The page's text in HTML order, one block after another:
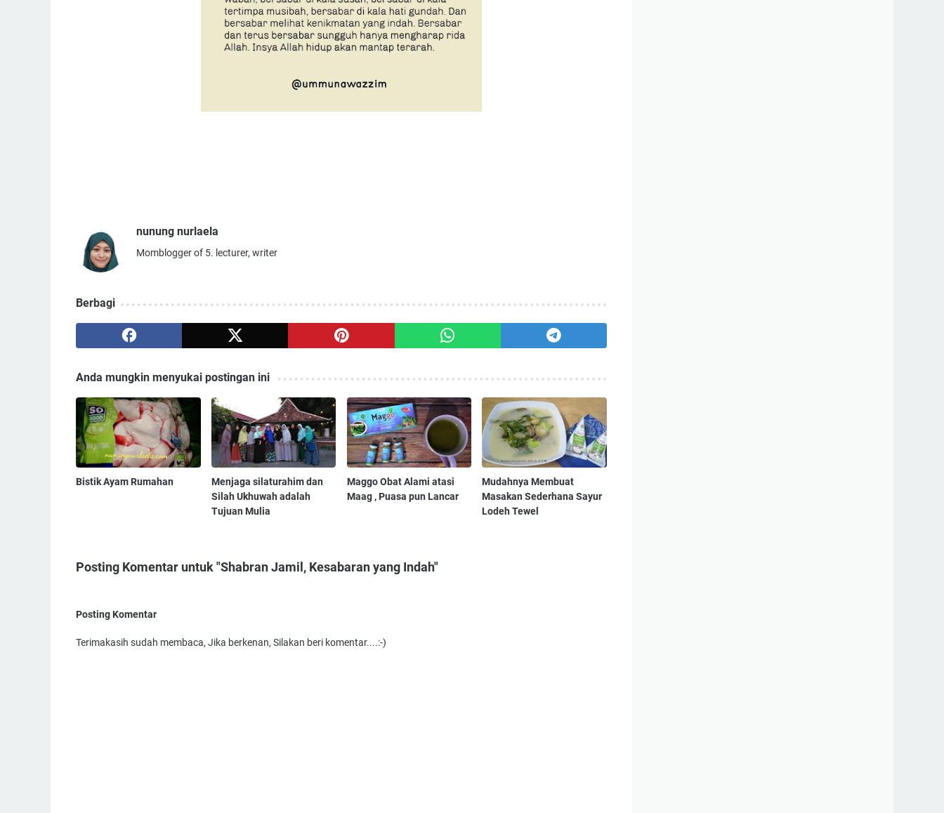
nunung nurlaela
Momblogger of 5. lecturer, writer
Berbagi
Anda mungkin menyukai postingan ini
Bistik Ayam Rumahan
Menjaga silaturahim dan
Silah Ukhuwah adalah
Tujuan Mulia
Maggo Obat Alami atasi
Maag , Puasa pun Lancar
Mudahnya Membuat
Masakan Sederhana Sayur
Lodeh Tewel
Posting Komentar untuk "Shabran Jamil, Kesabaran yang Indah"
Posting Komentar
Terimakasih sudah membaca, Jika berkenan, Silakan beri komentar....:-)